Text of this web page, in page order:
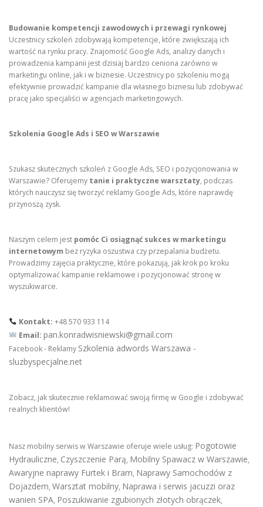
Budowanie kompetencji zawodowych i przewagi rynkowej
Uczestnicy szkoleń zdobywają kompetencje, które zwiększają ich
wartość na rynku pracy. Znajomość Google Ads, analizy danych i
prowadzenia kampanii jest dzisiaj bardzo ceniona zarówno w
marketingu online, jak i w biznesie. Uczestnicy po szkoleniu mogą
efektywnie prowadzić kampanie dla własnego biznesu lub zdobywać
pracę jako specjaliści w agencjach marketingowych.
Szkolenia Google Ads i SEO w Warszawie
Szukasz skutecznych szkoleń z Google Ads, SEO i pozycjonowania w
Warszawie? Oferujemy tanie i praktyczne warsztaty, podczas
których nauczysz się tworzyć reklamy Google Ads, które naprawdę
przynoszą zysk.
Naszym celem jest pomóc Ci osiągnąć sukces w marketingu
internetowym bez ryzyka oszustwa czy przepalania budżetu.
Prowadzimy zajęcia praktyczne, które pokazują, jak krok po kroku
optymalizować kampanie reklamowe i pozycjonować stronę w
wyszukiwarce.
Kontakt: +48 570 933 114
Email: pan.konradwisniewski@gmail.com
Facebook - Reklamy Szkolenia adwords Warszawa -
sluzbyspecjalne.net
Zobacz, jak skutecznie reklamować swoją firmę w Google i zdobywać
realnych klientów!
Nasz mobilny serwis w Warszawie oferuje wiele usług: Pogotowie
Hydrauliczne, Czyszczenie Parą, Mobilny Spawacz w Warszawie,
Awaryjne naprawy Furtek i Bram, Naprawy Samochodów z
Dojazdem, Warsztat mobilny, Naprawa i serwis jacuzzi oraz
wanien SPA, Poszukiwanie zgubionych złotych obrączek,